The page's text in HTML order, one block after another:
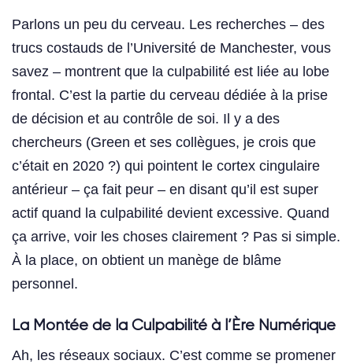
Parlons un peu du cerveau. Les recherches – des
trucs costauds de l’Université de Manchester, vous
savez – montrent que la culpabilité est liée au lobe
frontal. C’est la partie du cerveau dédiée à la prise
de décision et au contrôle de soi. Il y a des
chercheurs (Green et ses collègues, je crois que
c’était en 2020 ?) qui pointent le cortex cingulaire
antérieur – ça fait peur – en disant qu’il est super
actif quand la culpabilité devient excessive. Quand
ça arrive, voir les choses clairement ? Pas si simple.
À la place, on obtient un manège de blâme
personnel.
La Montée de la Culpabilité à l’Ère Numérique
Ah, les réseaux sociaux. C’est comme se promener